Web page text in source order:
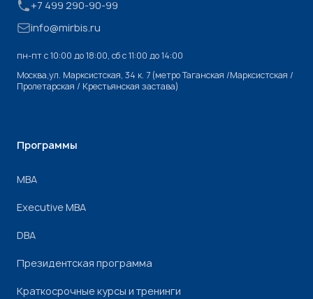
+7 499 290-90-99
info@mirbis.ru
пн-пт с 10:00 до 18:00, cб с 11:00 до 14:00
Москва,ул. Марксистская, 34 к. 7 (метро Таганская /Марксистская /
Пролетарская / Крестьянская застава)
Программы
МВА
Executive MBA
DBA
Президентская программа
Краткосрочные курсы и тренинги